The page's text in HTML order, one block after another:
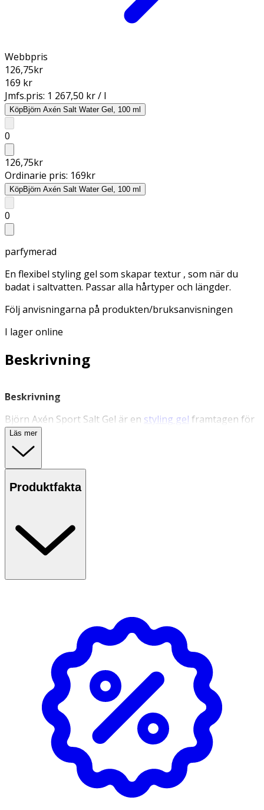
Webbpris
126,75kr
169 kr
Jmfs.pris: 1 267,50 kr / l
KöpBjörn Axén Salt Water Gel, 100 ml
0
126,75kr
Ordinarie pris: 169kr
KöpBjörn Axén Salt Water Gel, 100 ml
0
parfymerad
En flexibel styling gel som skapar textur , som när du
badat i saltvatten. Passar alla hårtyper och längder.
Följ anvisningarna på produkten/bruksanvisningen
I lager online
Beskrivning
Beskrivning
Björn Axén Sport Salt Gel är en styling gel framtagen för
att skapa känslan av textur som efter ett bad i saltvatten.
En hårgel som passar alla hårtyper och längder, inte
känns fet och framhäver hårets lockar och form.
Användning
- Låt självtorka eller föna torrt.
- Förvaras i rumstemperatur, undvik direkt solljus.
Panthenol, Polyacrylamide, Laureth-7, Hydrolyzed Wheat
Protein PG-Propyl Silanetriol, C13-14 Isoparaffin,
Benzophenone-4, Ethylhexylglycerin, Phenoxyethanol,
Citric Acid, Parfum
Läs mer
Produktfakta